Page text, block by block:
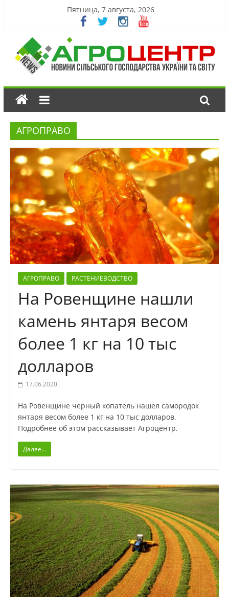
Пятница, 7 августа, 2026
АГРОПРАВО
АГРОПРАВО РАСТЕНИЕВОДСТВО
На Ровенщине нашли
камень янтаря весом
более 1 кг на 10 тыс
долларов
17.06.2020
На Ровенщине черный копатель нашел самородок
янтаря весом более 1 кг на 10 тыс долларов.
Подробнее об этом рассказывает Агроцентр.
Далее...